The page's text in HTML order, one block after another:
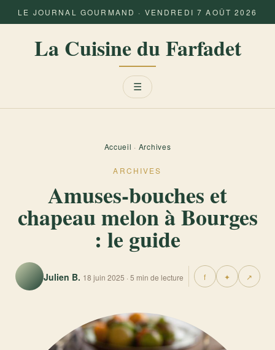
LE JOURNAL GOURMAND · VENDREDI 7 AOÛT 2026
La Cuisine du Farfadet
Menu
☰
Accueil · Archives
ARCHIVES
Amuses-bouches et
chapeau melon à Bourges
: le guide
Julien B. 18 juin 2025 · 5 min de lecture f ✦ ↗